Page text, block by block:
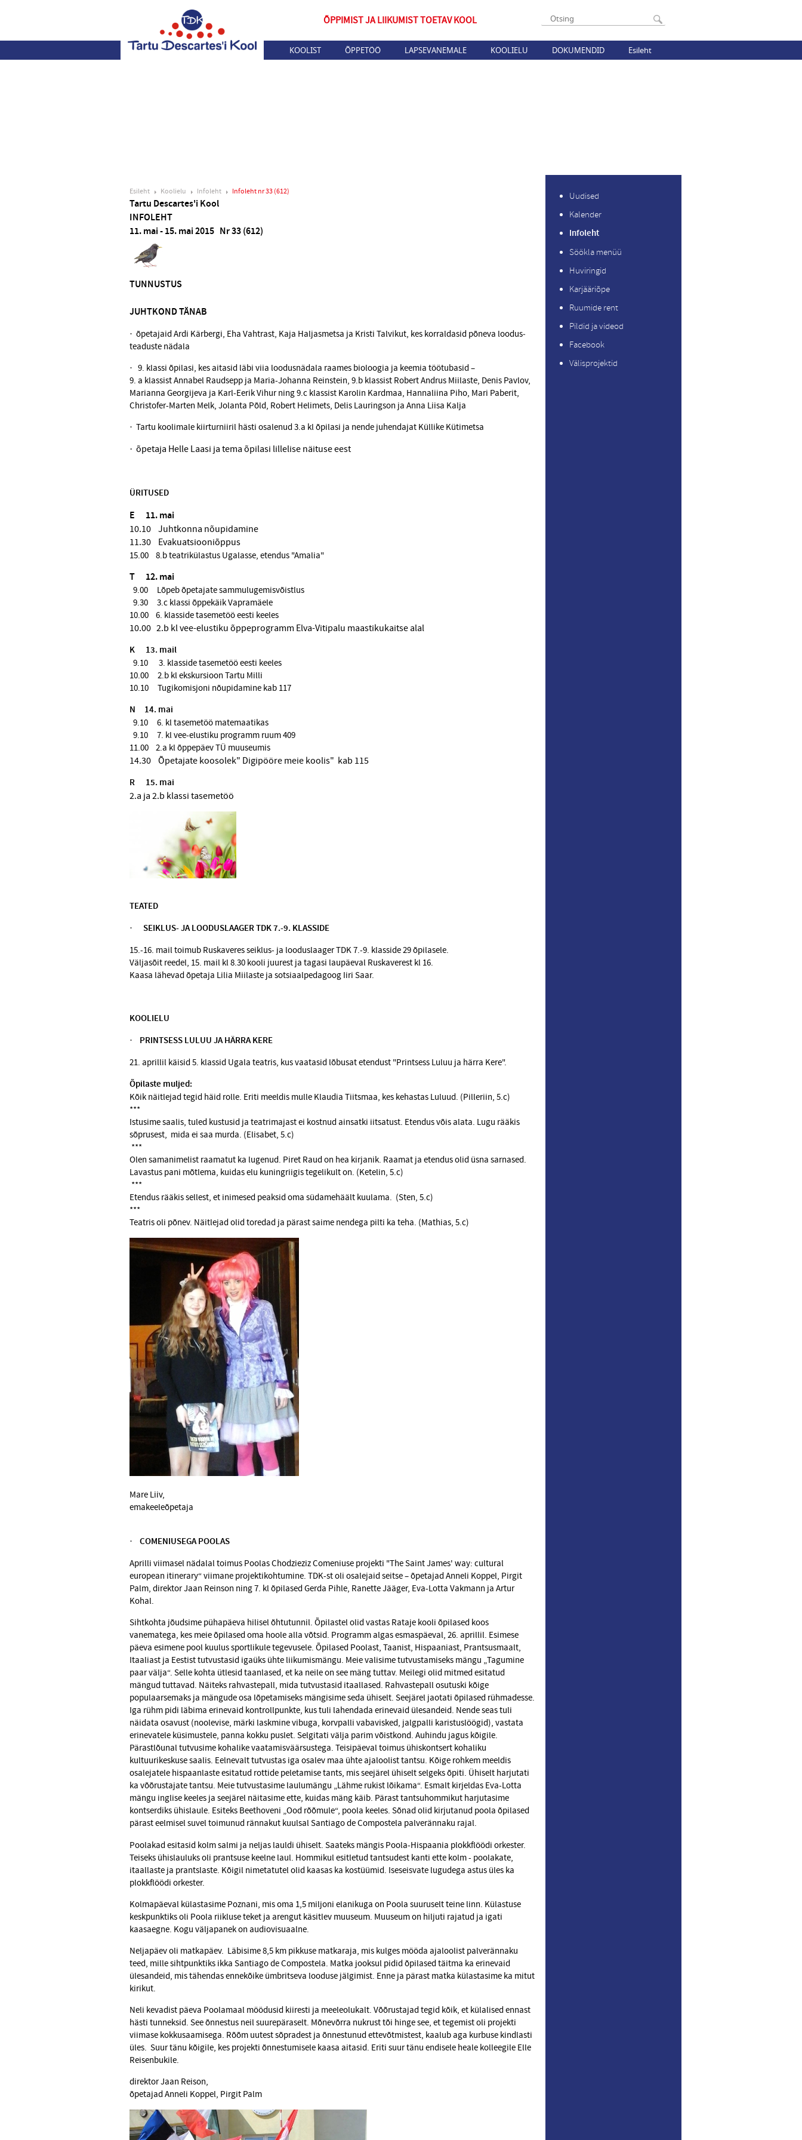
ÕPPIMIST JA LIIKUMIST TOETAV KOOL
KOOLIST ÕPPETÖÖ LAPSEVANEMALE KOOLIELU DOKUMENDID Esileht
Esileht Koolielu Infoleht Infoleht nr 33 (612)
Tartu Descartes'i Kool
INFOLEHT
11. mai - 15. mai 2015 Nr 33 (612)
TUNNUSTUS
JUHTKOND TÄNAB
· õpetajaid Ardi Kärbergi, Eha Vahtrast, Kaja Haljasmetsa ja Kristi Talvikut, kes korraldasid põneva loodus­
teaduste nädala
· 9. klassi õpilasi, kes aitasid läbi viia loodusnädala raames bioloogia ja keemia töötubasid –
9. a klassist Annabel Raudsepp ja Maria-Johanna Reinstein, 9.b klassist Robert Andrus Miilaste, Denis Pavlov,
Marianna Georgijeva ja Karl-Eerik Vihur ning 9.c klassist Karolin Kardmaa, Hannaliina Piho, Mari Paberit,
Christofer-Marten Melk, Jolanta Põld, Robert Helimets, Delis Lauringson ja Anna Liisa Kalja
· Tartu koolimale kiirturniiril hästi osalenud 3.a kl õpilasi ja nende juhendajat Küllike Kütimetsa
· õpetaja Helle Laasi ja tema õpilasi lillelise näituse eest
ÜRITUSED
E 11. mai
10.10 Juhtkonna nõupidamine
11.30 Evakuatsiooniõppus
15.00 8.b teatrikülastus Ugalasse, etendus "Amalia"
T 12. mai
9.00 Lõpeb õpetajate sammulugemisvõistlus
9.30 3.c klassi õppekäik Vapramäele
10.00 6. klasside tasemetöö eesti keeles
10.00 2.b kl vee-elustiku õppeprogramm Elva-Vitipalu maastikukaitse alal
K 13. mail
9.10 3. klasside tasemetöö eesti keeles
10.00 2.b kl ekskursioon Tartu Milli
10.10 Tugikomisjoni nõupidamine kab 117
N 14. mai
9.10 6. kl tasemetöö matemaatikas
9.10 7. kl vee-elustiku programm ruum 409
11.00 2.a kl õppepäev TÜ muuseumis
14.30 Õpetajate koosolek" Digipööre meie koolis" kab 115
R 15. mai
2.a ja 2.b klassi tasemetöö
TEATED
​· SEIKLUS- JA LOODUSLAAGER TDK 7.-9. KLASSIDE
15.-16. mail toimub Ruskaveres seiklus- ja looduslaager TDK 7.-9. klasside 29 õpilasele.
Väljasõit reedel, 15. mail kl 8.30 kooli juurest ja tagasi laupäeval Ruskaverest kl 16.
Kaasa lähevad õpetaja Lilia Miilaste ja sotsiaalpedagoog Iiri Saar.
KOOLIELU
· PRINTSESS LULUU JA HÄRRA KERE
21. aprillil käisid 5. klassid Ugala teatris, kus vaatasid lõbusat etendust "Printsess Luluu ja härra Kere".
Õpilaste muljed:
Kõik näitlejad tegid häid rolle. Eriti meeldis mulle Klaudia Tiitsmaa, kes kehastas Luluud. (Pilleriin, 5.c)
***
Istusime saalis, tuled kustusid ja teatrimajast ei kostnud ainsatki iitsatust. Etendus võis alata. Lugu rääkis
sõprusest, mida ei saa murda. (Elisabet, 5.c)
***
Olen samanimelist raamatut ka lugenud. Piret Raud on hea kirjanik. Raamat ja etendus olid üsna sarnased.
Lavastus pani mõtlema, kuidas elu kuningriigis tegelikult on. (Ketelin, 5.c)
***
Etendus rääkis sellest, et inimesed peaksid oma südamehäält kuulama. (Sten, 5.c)
***
Teatris oli põnev. Näitlejad olid toredad ja pärast saime nendega pilti ka teha. (Mathias, 5.c)
Mare Liiv,
emakeeleõpetaja
· COMENIUSEGA POOLAS
Aprilli viimasel nädalal toimus Poolas Chodzieziz Comeniuse projekti "The Saint James' way: cultural
european itine­rary“ viimane projektikohtumine. TDK-st oli osalejaid seitse – õpetajad Anneli Koppel, Pirgit
Palm, direktor Jaan Reinson ning 7. kl õpilased Gerda Pihle, Ranette Jääger, Eva-Lotta Vakmann ja Artur
Kohal.
Sihtkohta jõudsime pühapäeva hilisel õhtutunnil. Õpilastel olid vastas Rataje kooli õpilased koos
vanematega, kes meie õpilased oma hoole alla võtsid. Programm algas esmaspäeval, 26. aprillil. Esimese
päeva esimene pool kuulus sportlikule tegevusele. Õpilased Poolast, Taanist, Hispaaniast, Prantsusmaalt,
Itaaliast ja Eestist tutvustasid igaüks ühte liikumismängu. Meie valisime tutvustamiseks mängu „Tagumine
paar välja“. Selle kohta ütlesid taanlased, et ka neile on see mäng tuttav. Meilegi olid mitmed esitatud
mängud tuttavad. Näiteks rahvastepall, mida tutvustasid itaallased. Rahvastepall osutuski kõige
populaarsemaks ja mängude osa lõpetamiseks mängisime seda ühiselt. Seejärel jaotati õpilased rühmadesse.
Iga rühm pidi läbima erinevaid kontrollpunkte, kus tuli lahendada erinevaid ülesandeid. Nende seas tuli
näidata osavust (noolevise, märki laskmine vibuga, korvpalli vabavisked, jalgpalli karistuslöögid), vastata
erinevatele küsimustele, panna kokku puslet. Selgitati välja parim võistkond. Auhindu jagus kõigile.
Pärastlõunal tutvusime kohalike vaatamisväärsustega. Teisipäeval toimus ühiskontsert kohaliku
kultuurikeskuse saalis. Eelnevalt tutvustas iga osalev maa ühte ajaloolist tantsu. Kõige rohkem meeldis
osalejatele hispaanlaste esitatud rottide peletamise tants, mis seejärel ühiselt selgeks õpiti. Ühiselt harjutati
ka võõrustajate tantsu. Meie tutvustasime laulumängu „Lähme rukist lõikama“. Esmalt kirjeldas Eva-Lotta
mängu inglise keeles ja seejärel näitasime ette, kuidas mäng käib. Pärast tantsuhommikut harjutasime
kontserdiks ühislaule. Esiteks Beethoveni „Ood rõõmule“, poola keeles. Sõnad olid kirjutanud poola õpilased
pärast eelmisel suvel toimunud rännakut kuulsal Santiago de Compostela palverännaku rajal.
Poolakad esitasid kolm salmi ja neljas lauldi ühiselt. Saateks mängis Poola-Hispaania plokkflöödi orkester.
Teiseks ühislauluks oli prantsuse keelne laul. Hommikul esitletud tantsudest kanti ette kolm - poolakate,
itaallaste ja prantslaste. Kõigil nimetatutel olid kaasas ka kostüümid. Iseseisvate lugudega astus üles ka
plokkflöödi orkester.
Kolmapäeval külastasime Poznani, mis oma 1,5 miljoni elanikuga on Poola suuruselt teine linn. Külastuse
keskpunktiks oli Poola riikluse teket ja arengut käsitlev muuseum. Muuseum on hiljuti rajatud ja igati
kaasaegne. Kogu väljapanek on audiovisuaalne.
Neljapäev oli matkapäev. Läbisime 8,5 km pikkuse matkaraja, mis kulges mööda ajaloolist palverännaku
teed, mille sihtpunktiks ikka Santiago de Compostela. Matka jooksul pidid õpilased täitma ka erinevaid
ülesandeid, mis tähendas ennekõike ümbritseva looduse jälgimist. Enne ja pärast matka külastasime ka mitut
kirikut.
Neli kevadist päeva Poolamaal möödusid kiiresti ja meeleolukalt. Võõrustajad tegid kõik, et külalised ennast
hästi tunneksid. See õnnestus neil suurepäraselt. Mõnevõrra nukrust tõi hinge see, et tegemist oli projekti
viimase kokkusaamisega. Rõõm uutest sõpradest ja õnnestunud ettevõtmistest, kaalub aga kurbuse kindlasti
üles. Suur tänu kõigile, kes projekti õnnestumisele kaasa aitasid. Eriti suur tänu endisele heale kolleegile Elle
Reisenbukile.
direktor Jaan Reison,
õpetajad Anneli Koppel, Pirgit Palm
Uudised
Kalender
Infoleht
Söökla menüü
Huviringid
Karjääriõpe
Ruumide rent
Pildid ja videod
Facebook
Välisprojektid